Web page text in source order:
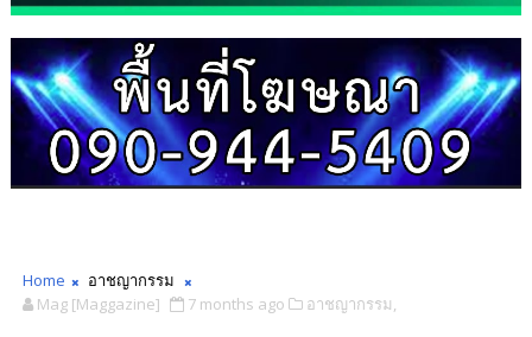
Home
อาชญากรรม
Mag [Maggazine]
7 months ago อาชญากรรม,